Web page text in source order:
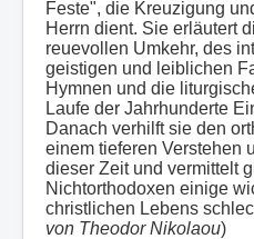
Feste", die Kreuzigung
Herrn dient. Sie erläutert
reuevollen Umkehr, des
geistigen und leiblichen
Hymnen und die
Laufe der Jahrhunderte
Danach verhilft sie den
einem tieferen Verstehen
dieser Zeit und vermittelt
Nichtorthodoxen einige
christlichen Lebens
von Theodor Nikolaou)